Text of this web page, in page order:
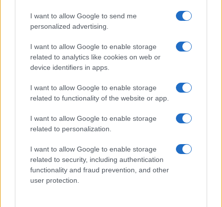
I want to allow Google to send me
personalized advertising.
I want to allow Google to enable storage
related to analytics like cookies on web or
device identifiers in apps.
I want to allow Google to enable storage
related to functionality of the website or app.
I want to allow Google to enable storage
related to personalization.
I want to allow Google to enable storage
related to security, including authentication
functionality and fraud prevention, and other
user protection.
el subsidio de maternidad estatal, el subsidio de
maternidad común y la protección de la maternidad para
permiso de paternidad alternativo en condiciones
específicas;
ciudadanía;
asignación universal única por hijo, pagada desde el
séptimo mes de embarazo hasta los 21 años del niño;
exención de billete médico para niños menores de 6 años
con un ingreso familiar inferior a 36.151,98 euros al año;
deducciones por hijo a cargo reconocidas en la nómina del
empleado;
deducciones para padres reconocidas en 730 2024.